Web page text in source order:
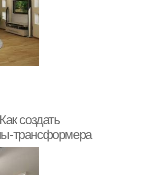
создать
трансформера